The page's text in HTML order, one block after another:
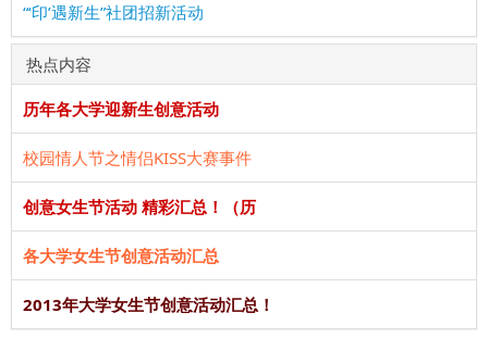
“‘印’遇新生”社团招新活动
热点内容
历年各大学迎新生创意活动
校园情人节之情侣KISS大赛事件
创意女生节活动 精彩汇总！（历
各大学女生节创意活动汇总
2013年大学女生节创意活动汇总！